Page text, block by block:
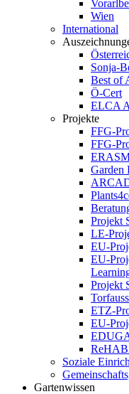
Wien
International
Sonja-
Best of
Ö-Cert
ELCA
Projekte
FFG-
FFG-
Garden
Projekt
LE-
EU-
EU-
Projekt
ETZ-
EU-
Soziale
Gartenwissen